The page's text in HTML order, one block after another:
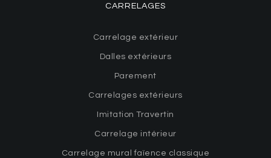
CARRELAGES
Carrelage extérieur
Dalles extérieurs
Parement
Carrelages extérieurs
Imitation Travertin
Carrelage intérieur
Carrelage mural faïence classique